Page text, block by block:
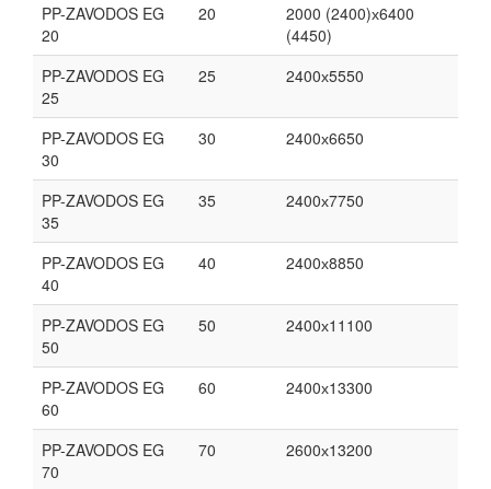
PP-ZAVODOS EG
20
20
2000 (2400)х6400
(4450)
PP-ZAVODOS EG
25
25 2400х5550
PP-ZAVODOS EG
30
30 2400х6650
PP-ZAVODOS EG
35
35 2400х7750
PP-ZAVODOS EG
40
40 2400х8850
PP-ZAVODOS EG
50
50 2400х11100
PP-ZAVODOS EG
60
60 2400х13300
PP-ZAVODOS EG
70
70 2600х13200